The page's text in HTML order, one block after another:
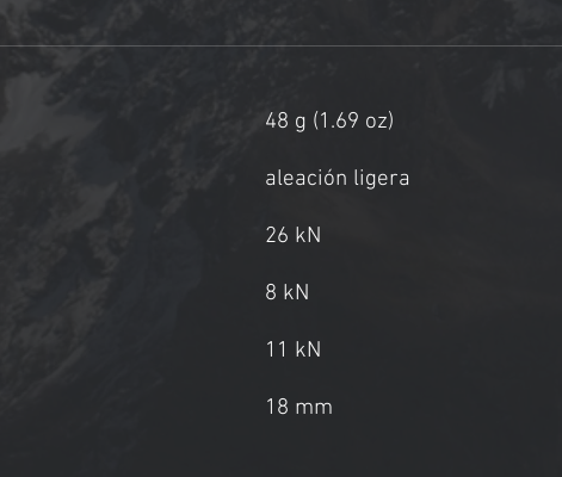
48 g (1.69 oz)
aleación ligera
26 kN
8 kN
11 kN
18 mm